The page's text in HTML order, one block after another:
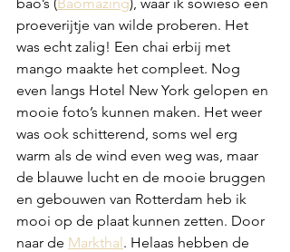
proeverijtje van wilde proberen. Het
was echt zalig! Een chai erbij met
mango maakte het compleet. Nog
even langs Hotel New York gelopen en
mooie foto’s kunnen maken. Het weer
was ook schitterend, soms wel erg
warm als de wind even weg was, maar
de blauwe lucht en de mooie bruggen
en gebouwen van Rotterdam heb ik
mooi op de plaat kunnen zetten. Door
naar de Markthal. Helaas hebben de